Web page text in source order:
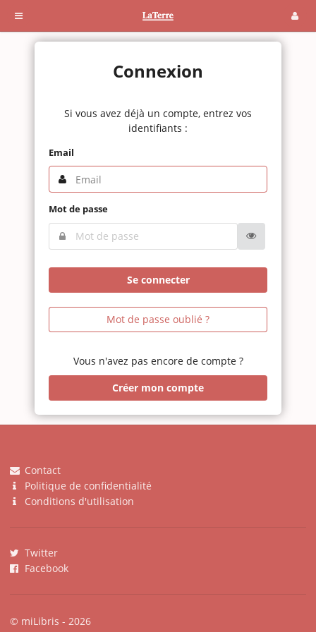
Connexion
Si vous avez déjà un compte, entrez vos
identifiants :
Email
Mot de passe
Se connecter
Mot de passe oublié ?
Vous n'avez pas encore de compte ?
Créer mon compte
Contact
Politique de confidentialité
Conditions d'utilisation
Twitter
Facebook
© miLibris - 2026